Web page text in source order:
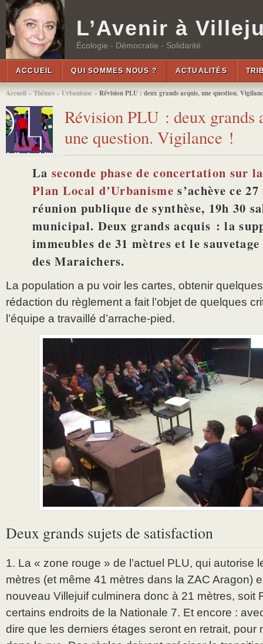
L’Avenir à
Écologie - Démocratie - Solidarité
ACCUEIL QUI SOMMES NOUS ? ACTUALITÉS
Accueil > Thémes > Urbanisme > Révision PLU : deux grands acquis, une question.
Révision PLU : deux grands
une question. Vigilance !
La seconde phase de concertation sur
Plan Local d’Urbanisme s’achèvece
réunion publique de synthèse, 19h 30
municipal. Deux grands acquis : la
immeubles de 31 mètres et le
des Maraichers.
La population a pu voir les cartes, obtenir
rédaction du règlement a fait l’objet de quelques
l’équipe a travaillé d’arrache-pied.
Deux grands sujets de satisfaction
1. La « zone rouge » de l’actuel PLU, qui autorise
mètres (et même 41 mètres dans la ZAC Aragon)
nouveau Villejuif culminera donc à 21 mètres, soit
certains endroits de la Nationale 7. Et encore :
dire que les derniers étages seront en retrait, pour